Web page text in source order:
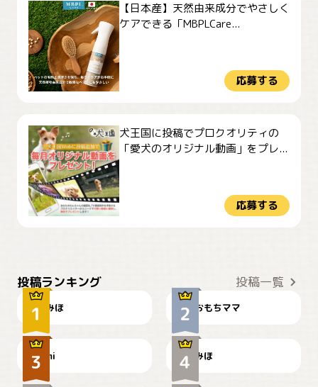
【日本産】天然由来成分でやさしく
ケアできる「MBPLCare...
応募する
犬王国に投稿でプロクオリティの
「愛犬のオリジナル動画」をプレ...
応募する
投稿ランキング 投稿一覧
みほ おもちママ
可愛い？
mi
見てるぞぉ
みほ
🌻とむぎ！
ドーベルマンのお友達邸に
て